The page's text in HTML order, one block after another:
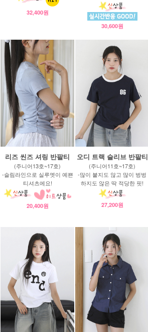
32,400원
30,600원
리즈 씬즈 셔링 반팔티
(주니어13호~17호)
-슬림라인으로 실루엣이 예쁜
티셔츠에요!
20,400원
오디 트랙 슬리브 반팔티
(주니어11호~17호)
-많이 붙지도 않고 많이 벙벙
하지도 않은 딱 적당한 핏!
27,200원